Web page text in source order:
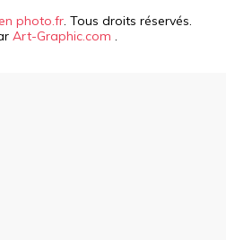
photo.fr . Tous droits réservés.
Art-Graphic.com